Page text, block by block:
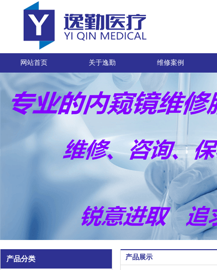
网站首页 关于逸勤 维修案例
产品分类 产品展示